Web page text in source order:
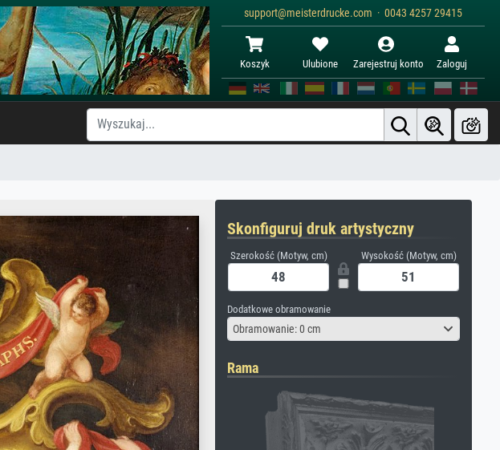
support@meisterdrucke.com · 0043 4257 29415
Koszyk Ulubione Zarejestruj konto Zaloguj
Skonfiguruj druk artystyczny
Szerokość (Motyw, cm) Wysokość (Motyw, cm)
Dodatkowe obramowanie
Obramowanie: 0 cm
Rama